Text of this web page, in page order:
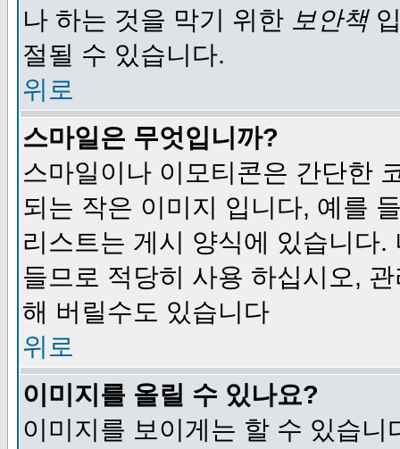
나 하는 것을 막기 위한 보안책
절될 수 있습니다.
위로
스마일은 무엇입니까?
스마일이나 이모티콘은 간단한
되는 작은 이미지 입니다, 예를
리스트는 게시 양식에 있습니다
들므로 적당히 사용 하십시오,
해 버릴수도 있습니다
위로
이미지를 올릴 수 있나요?
이미지를 보이게는 할 수 있습